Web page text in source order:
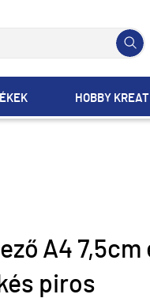
HOBBY
A4 7,5cm
piros